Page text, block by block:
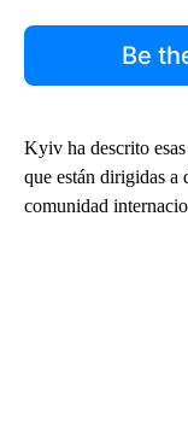
Be
Kyiv ha descrito
que están dirigidas a
comunidad